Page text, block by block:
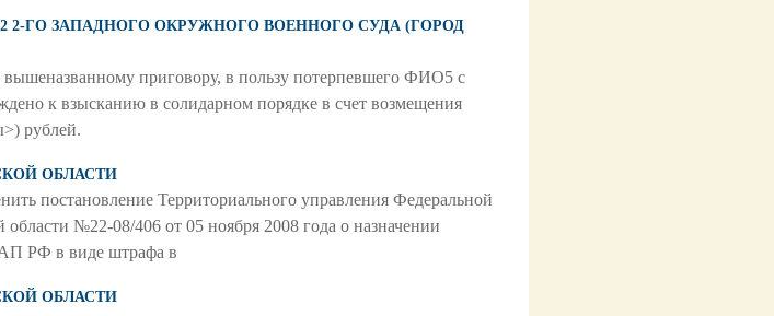
2-ГО ЗАПАДНОГО ОКРУЖНОГО ВОЕННОГО СУДА (ГОРОД
приговору, в пользу потерпевшего ФИО5 с
к взысканию в солидарном порядке в счет возмещения
рублей.
ОБЛАСТИ
постановление Территориального управления Федеральной
№22-08/406 от 05 ноября 2008 года о назначении
РФ в виде штрафа в
ОБЛАСТИ